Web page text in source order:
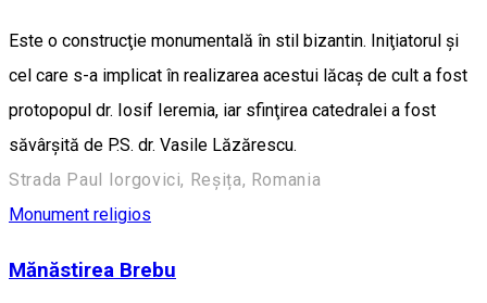
Este o construcţie monumentală în stil bizantin. Iniţiatorul şi
cel care s-a implicat în realizarea acestui lăcaş de cult a fost
protopopul dr. Iosif Ieremia, iar sfinţirea catedralei a fost
săvârşită de P.S. dr. Vasile Lăzărescu.
Strada Paul Iorgovici, Reșița, Romania
Monument religios
Mănăstirea Brebu